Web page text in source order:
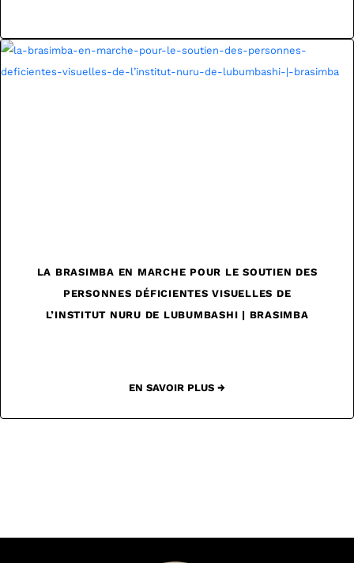
LA BRASIMBA EN MARCHE POUR LE SOUTIEN DES
PERSONNES DÉFICIENTES VISUELLES DE
L’INSTITUT NURU DE LUBUMBASHI | BRASIMBA
EN SAVOIR PLUS →